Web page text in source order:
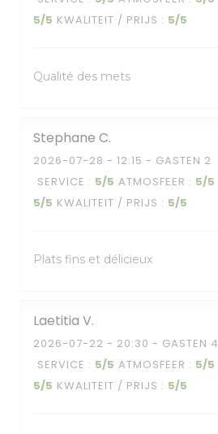
5/5 KWALITEIT / PRIJS : 5/5
Qualité des mets
Stephane C
2026-07-28 - 12:15 - GASTEN 2
SERVICE : 5/5 ATMOSFEER : 5/5
5/5 KWALITEIT / PRIJS : 5/5
Plats fins et délicieux
Laetitia V
2026-07-22 - 20:30 - GASTEN 4
SERVICE : 5/5 ATMOSFEER : 5/5
5/5 KWALITEIT / PRIJS : 5/5